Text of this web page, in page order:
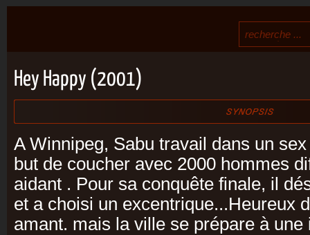
Hey Happy (2001)
A Winnipeg, Sabu travail dans un
but de coucher avec 2000 hommes
aidant . Pour sa conquête finale, il
et a choisi un excentrique...Heureux
amant. mais la ville se prépare à